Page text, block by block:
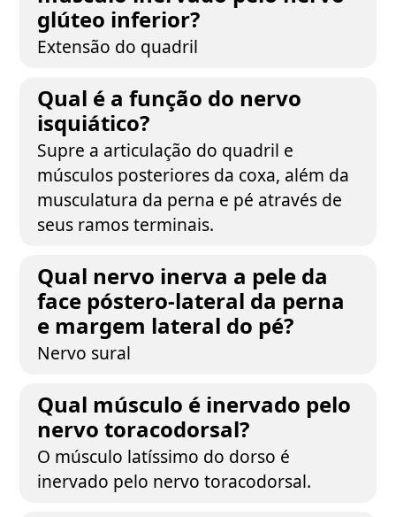
glúteo inferior?
Extensão do quadril
Qual é a função do nervo
isquiático?
Supre a articulação do quadril e
músculos posteriores da coxa, além da
musculatura da perna e pé através de
seus ramos terminais.
Qual nervo inerva a pele da
face póstero-lateral da perna
e margem lateral do pé?
Nervo sural
Qual músculo é inervado pelo
nervo toracodorsal?
O músculo latíssimo do dorso é
inervado pelo nervo toracodorsal.